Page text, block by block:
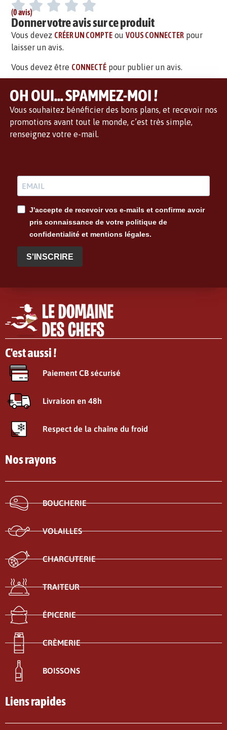
(0 avis)
Donner votre avis sur ce produit
Vous devez CRÉER UN COMPTE ouVOUS CONNECTER pour
laisser un avis.
Vous devez être CONNECTÉ pour publier un avis.
OH OUI... SPAMMEZ-MOI !
Vous souhaitez bénéficier des bons plans, et recevoir nos
promotions avant tout le monde, c’est très simple,
renseignez votre e-mail.
J'accepte de recevoir vos e-mails et confirme avoir
pris connaissance de votre politique de
confidentialité et mentions légales.
S'INSCRIRE
C'est aussi !
Paiement CB sécurisé
Livraison en 48h
Respect de la chaîne du froid
Nos rayons
BOUCHERIE
VOLAILLES
CHARCUTERIE
TRAITEUR
ÉPICERIE
CRÈMERIE
BOISSONS
Liens rapides